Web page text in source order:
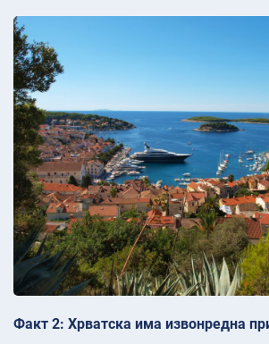
Факт 2: Хрватска има извонредна